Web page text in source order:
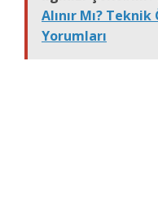
Alınır Mı?
Yorumları